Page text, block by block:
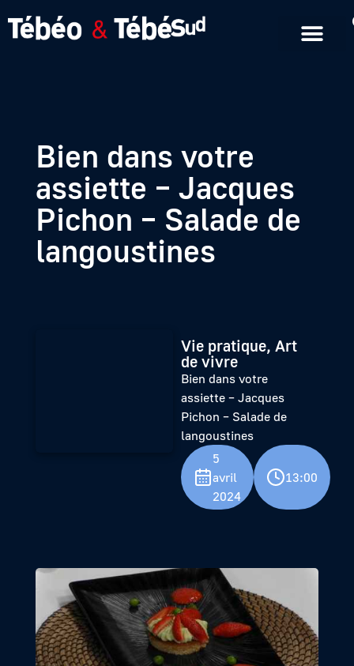
Bien dans votre
assiette – Jacques
Pichon – Salade de
langoustines
Vie pratique, Art
de vivre
Bien dans votre
assiette – Jacques
Pichon – Salade de
langoustines
5
avril
2024
13:00